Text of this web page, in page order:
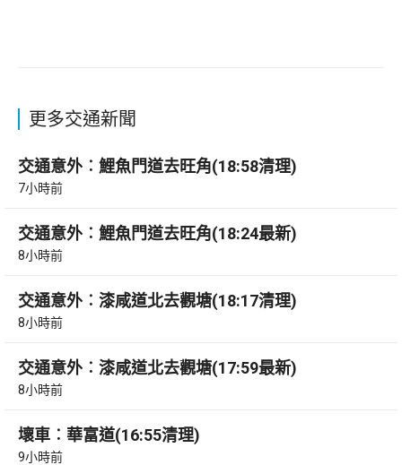
更多交通新聞
交通意外︰鯉魚門道去旺角(18:58清理)
7小時前
交通意外︰鯉魚門道去旺角(18:24最新)
8小時前
交通意外︰漆咸道北去觀塘(18:17清理)
8小時前
交通意外︰漆咸道北去觀塘(17:59最新)
8小時前
壞車︰華富道(16:55清理)
9小時前